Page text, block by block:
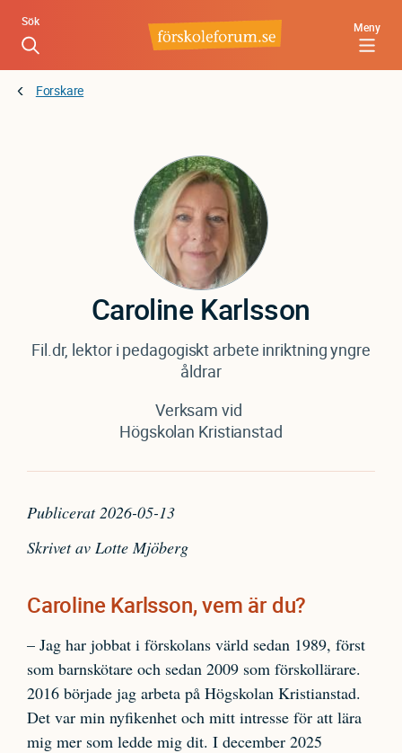
Hoppa
huvudinnehåll
Meny
Sök
Forskare
Caroline Karlsson
Fil.dr, lektor i pedagogiskt arbete inriktning yngre
åldrar
Verksam vid
Högskolan Kristianstad
Publicerat 2026-05-13
Skrivet av Lotte Mjöberg
Caroline Karlsson, vem är du?
– Jag har jobbat i förskolans värld sedan 1989, först
som barnskötare och sedan 2009 som förskollärare.
2016 började jag arbeta på Högskolan Kristianstad.
Det var min nyfikenhet och mitt intresse för att lära
mig mer som ledde mig dit. I december 2025